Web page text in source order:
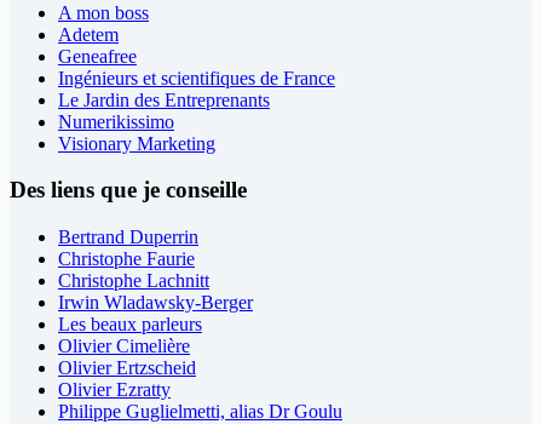
A mon boss
Adetem
Geneafree
Ingénieurs et scientifiques de France
Le Jardin des Entreprenants
Numerikissimo
Visionary Marketing
Des liens que je conseille
Bertrand Duperrin
Christophe Faurie
Christophe Lachnitt
Irwin Wladawsky-Berger
Les beaux parleurs
Olivier Cimelière
Olivier Ertzscheid
Olivier Ezratty
Philippe Guglielmetti, alias Dr Goulu